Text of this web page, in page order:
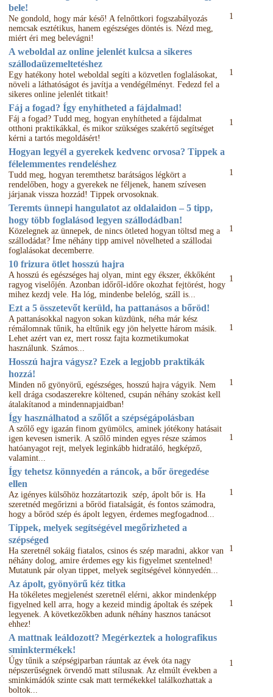
bele!
Ne gondold, hogy már késő! A felnőttkori fogszabályozás
nemcsak esztétikus, hanem egészséges döntés is. Nézd meg,
miért éri meg belevágni!
1
A weboldal az online jelenlét kulcsa a sikeres
szállodaüzemeltetéshez
Egy hatékony hotel weboldal segíti a közvetlen foglalásokat,
növeli a láthatóságot és javítja a vendégélményt. Fedezd fel a
sikeres online jelenlét titkait!
1
Fáj a fogad? Így enyhítheted a fájdalmad!
Fáj a fogad? Tudd meg, hogyan enyhítheted a fájdalmat
otthoni praktikákkal, és mikor szükséges szakértő segítséget
kérni a tartós megoldásért!
1
Hogyan legyél a gyerekek kedvenc orvosa? Tippek a
félelemmentes rendeléshez
Tudd meg, hogyan teremthetsz barátságos légkört a
rendelőben, hogy a gyerekek ne féljenek, hanem szívesen
járjanak vissza hozzád! Tippek orvosoknak.
1
Teremts ünnepi hangulatot az oldalaidon – 5 tipp,
hogy több foglalásod legyen szállodádban!
Közelegnek az ünnepek, de nincs ötleted hogyan töltsd meg a
szállodádat? Íme néhány tipp amivel növelheted a szállodai
foglalásokat decemberre.
1
10 frizura ötlet hosszú hajra
A hosszú és egészséges haj olyan, mint egy ékszer, ékkőként
ragyog viselőjén. Azonban időről-időre okozhat fejtörést, hogy
mihez kezdj vele. Ha lóg, mindenbe belelóg, száll is...
1
Ezt a 5 összetevőt kerüld, ha pattanásos a bőröd!
A pattanásokkal nagyon sokan küzdünk, néha már kész
rémálomnak tűnik, ha eltűnik egy jön helyette három másik.
Lehet azért van ez, mert rossz fajta kozmetikumokat
használunk. Számos...
1
Hosszú hajra vágysz? Ezek a legjobb praktikák
hozzá!
Minden nő gyönyörű, egészséges, hosszú hajra vágyik. Nem
kell drága csodaszerekre költened, csupán néhány szokást kell
átalakítanod a mindennapjaidban!
1
Így használhatod a szőlőt a szépségápolásban
A szőlő egy igazán finom gyümölcs, aminek jótékony hatásait
igen kevesen ismerik. A szőlő minden egyes része számos
hatóanyagot rejt, melyek leginkább hidratáló, hegképző,
valamint...
1
Így tehetsz könnyedén a ráncok, a bőr öregedése
ellen
Az igényes külsőhöz hozzátartozik szép, ápolt bőr is. Ha
szeretnéd megőrizni a bőröd fiatalságát, és fontos számodra,
hogy a bőröd szép és ápolt legyen, érdemes megfogadnod...
1
Tippek, melyek segítségével megőrizheted a
szépséged
Ha szeretnél sokáig fiatalos, csinos és szép maradni, akkor van
néhány dolog, amire érdemes egy kis figyelmet szentelned!
Mutatunk pár olyan tippet, melyek segítségével könnyedén...
1
Az ápolt, gyönyörű kéz titka
Ha tökéletes megjelenést szeretnél elérni, akkor mindenképp
figyelned kell arra, hogy a kezeid mindig ápoltak és szépek
legyenek. A következőkben adunk néhány hasznos tanácsot
ehhez!
1
A mattnak leáldozott? Megérkeztek a holografikus
sminktermékek!
Úgy tűnik a szépségiparban ráuntak az évek óta nagy
népszerűségnek örvendő matt stílusnak. Az elmúlt években a
sminkimádók szinte csak matt termékekkel találkozhattak a
boltok...
1